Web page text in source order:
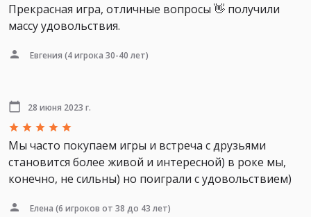
Прекрасная игра, отличные вопросы 👋 получили
массу удовольствия.
Евгения (4 игрока 30-40 лет)
28 июня 2023 г.
Мы часто покупаем игры и встреча с друзьями
становится более живой и интересной) в роке мы,
конечно, не сильны) но поиграли с удовольствием)
Елена (6 игроков от 38 до 43 лет)